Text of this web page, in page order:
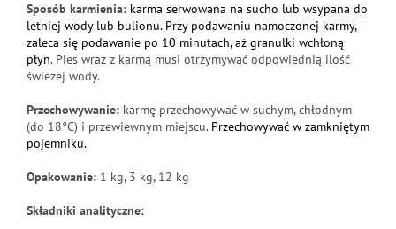
Sposób karmienia: karma serwowana na sucho lub wsypana do
letniej wody lub bulionu. Przy podawaniu namoczonej karmy,
zaleca się podawanie po 10 minutach, aż granulki wchłoną
płyn. Pies wraz z karmą musi otrzymywać odpowiednią ilość
świeżej wody.
Przechowywanie: karmę przechowywać w suchym, chłodnym
(do 18°C) i przewiewnym miejscu. Przechowywać w zamkniętym
pojemniku.
Opakowanie: 1 kg, 3 kg, 12 kg
Składniki analityczne: